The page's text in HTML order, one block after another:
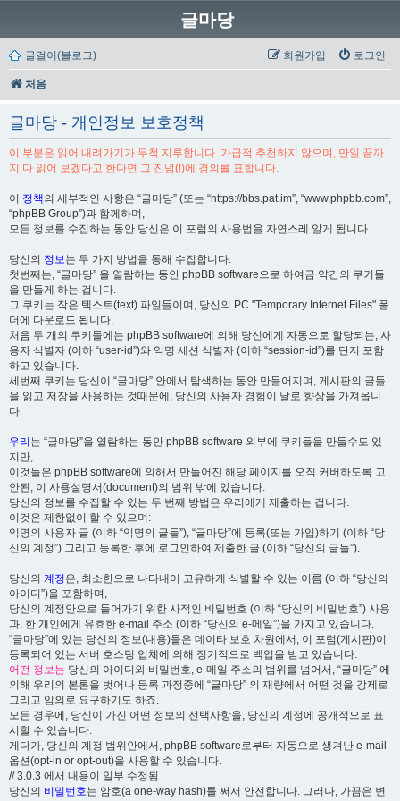
글마당
글걸이(블로그) 로그인
회원가입
처음
글마당 - 개인정보 보호정책
이 부분은 읽어 내려가기가 무척 지루합니다. 가급적 추천하지 않으며, 만일 끝까
지 다 읽어 보겠다고 한다면 그 진념(!)에 경의를 표합니다.
이 정책의 세부적인 사항은 “글마당” (또는 “https://bbs.pat.im”, “www.phpbb.com”,
“phpBB Group”)과 함께하며,
모든 정보를 수집하는 동안 당신은 이 포럼의 사용법을 자연스레 알게 됩니다.
당신의 정보는 두 가지 방법을 통해 수집합니다.
첫번째는, “글마당” 을 열람하는 동안 phpBB software으로 하여금 약간의 쿠키들
을 만들게 하는 겁니다.
그 쿠키는 작은 텍스트(text) 파일들이며, 당신의 PC "Temporary Internet Files" 폴
더에 다운로드 됩니다.
처음 두 개의 쿠키들에는 phpBB software에 의해 당신에게 자동으로 할당되는, 사
용자 식별자 (이하 “user-id”)와 익명 세션 식별자 (이하 “session-id”)를 단지 포함
하고 있습니다.
세번째 쿠키는 당신이 “글마당” 안에서 탐색하는 동안 만들어지며, 게시판의 글들
을 읽고 저장을 사용하는 것때문에, 당신의 사용자 경험이 날로 향상을 가져옵니
다.
우리 는 “글마당”을 열람하는 동안 phpBB software 외부에 쿠키들을 만들수도 있
지만,
이것들은 phpBB software에 의해서 만들어진 해당 페이지를 오직 커버하도록 고
안된, 이 사용설명서(document)의 범위 밖에 있습니다.
당신의 정보를 수집할 수 있는 두 번째 방법은 우리에게 제출하는 겁니다.
이것은 제한없이 할 수 있으며:
익명의 사용자 글 (이하 “익명의 글들”), “글마당”에 등록(또는 가입)하기 (이하 “당
신의 계정”) 그리고 등록한 후에 로그인하여 제출한 글 (이하 “당신의 글들”).
당신의 계정은, 최소한으로 나타내어 고유하게 식별할 수 있는 이름 (이하 “당신의
아이디”)을 포함하며,
당신의 계정안으로 들어가기 위한 사적인 비밀번호 (이하 “당신의 비밀번호”) 사용
과, 한 개인에게 유효한 e-mail 주소 (이하 “당신의 e-메일”)을 가지고 있습니다.
“글마당”에 있는 당신의 정보(내용)들은 데이타 보호 차원에서, 이 포럼(게시판)이
등록되어 있는 서버 호스팅 업체에 의해 정기적으로 백업을 받고 있습니다.
어떤 정보는 당신의 아이디와 비밀번호, e-메일 주소의 범위를 넘어서, “글마당” 에
의해 우리의 본론을 벗어나 등록 과정중에 “글마당” 의 재량에서 어떤 것을 강제로
그리고 임의로 요구하기도 하죠.
모든 경우에, 당신이 가진 어떤 정보의 선택사항을, 당신의 계정에 공개적으로 표
시할 수 있습니다.
게다가, 당신의 계정 범위안에서, phpBB software로부터 자동으로 생겨난 e-mail
옵션(opt-in or opt-out)을 사용할 수 있습니다.
// 3.0.3 에서 내용이 일부 수정됨
당신의 비밀번호는 암호(a one-way hash)를 써서 안전합니다. 그러나, 가끔은 변